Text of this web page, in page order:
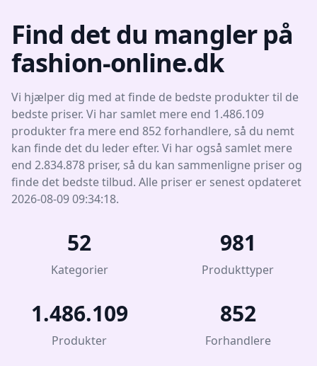
Find det du mangler på
fashion-online.dk
Vi hjælper dig med at finde de bedste produkter til de
bedste priser. Vi har samlet mere end 1.486.109
produkter fra mere end 852 forhandlere, så du nemt
kan finde det du leder efter. Vi har også samlet mere
end 2.834.878 priser, så du kan sammenligne priser og
finde det bedste tilbud. Alle priser er senest opdateret
2026-08-09 09:34:18.
52
Kategorier
981
Produkttyper
1.486.109
Produkter
852
Forhandlere